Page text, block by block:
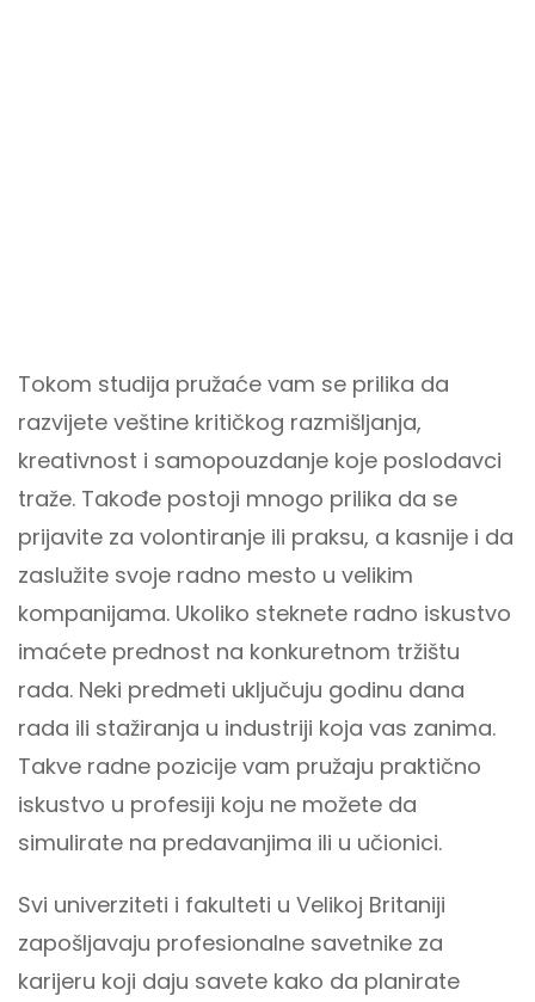
Tokom studija pružaće vam se prilika da
razvijete veštine kritičkog razmišljanja,
kreativnost i samopouzdanje koje poslodavci
traže. Takođe postoji mnogo prilika da se
prijavite za volontiranje ili praksu, a kasnije i da
zaslužite svoje radno mesto u velikim
kompanijama. Ukoliko steknete radno iskustvo
imaćete prednost na konkuretnom tržištu
rada. Neki predmeti uključuju godinu dana
rada ili stažiranja u industriji koja vas zanima.
Takve radne pozicije vam pružaju praktično
iskustvo u profesiji koju ne možete da
simulirate na predavanjima ili u učionici.
Svi univerziteti i fakulteti u Velikoj Britaniji
zapošljavaju profesionalne savetnike za
karijeru koji daju savete kako da planirate